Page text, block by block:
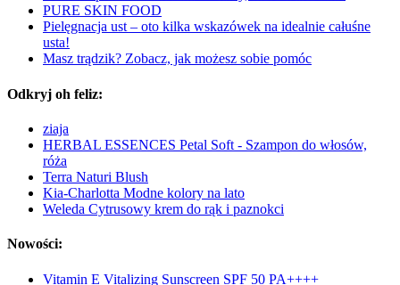
PURE SKIN FOOD
Pielęgnacja ust – oto kilka wskazówek na idealnie całuśne
usta!
Masz trądzik? Zobacz, jak możesz sobie pomóc
Odkryj oh feliz:
ziaja
HERBAL ESSENCES Petal Soft - Szampon do włosów,
róża
Terra Naturi Blush
Kia-Charlotta Modne kolory na lato
Weleda Cytrusowy krem do rąk i paznokci
Nowości:
Vitamin E Vitalizing Sunscreen SPF 50 PA++++